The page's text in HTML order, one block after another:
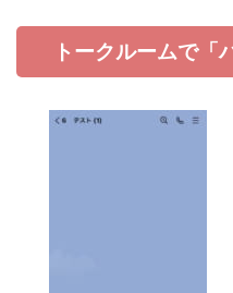
トークルームで「